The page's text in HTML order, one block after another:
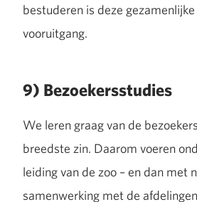
bestuderen is deze
vooruitgang.
9) Bezoekersstudies
We leren graag van de
breedste zin. Daarom voeren
leiding van de zoo – en dan met
samenwerking met de